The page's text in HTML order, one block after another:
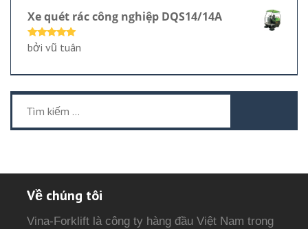
Xe quét rác công nghiệp DQS14/14A
Được xếp
hạng 55
bởi vũ tuân
kiếm
cho:
Về chúng tôi
Vina-Forklift là công ty hàng đầu Việt Nam trong